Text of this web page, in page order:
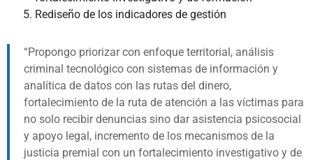
Rediseño de los indicadores de gestión
Propongo priorizar con enfoque territorial, análisis
criminal tecnológico con sistemas de información y
analítica de datos con las rutas del dinero,
fortalecimiento de la ruta de atención a las víctimas para
no solo recibir denuncias sino dar asistencia psicosocial
y apoyo legal, incremento de los mecanismos de la
justicia premial con un fortalecimiento investigativo y de